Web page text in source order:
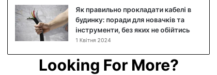
и
й
р
е
е
Як правильно прокладати кабелі в
будинку: поради для новачків та
інструменти, без яких не обійтись
1 Квітня 2024
Looking For More?